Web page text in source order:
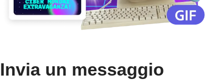
Invia un messaggio